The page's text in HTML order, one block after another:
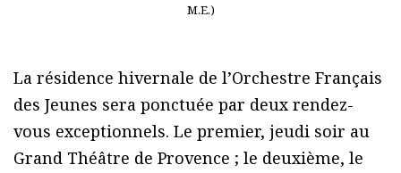
M.E.)
La résidence hivernale de l’Orchestre Français
des Jeunes sera ponctuée par deux rendez-
vous exceptionnels. Le premier, jeudi soir au
Grand Théâtre de Provence ; le deuxième, le